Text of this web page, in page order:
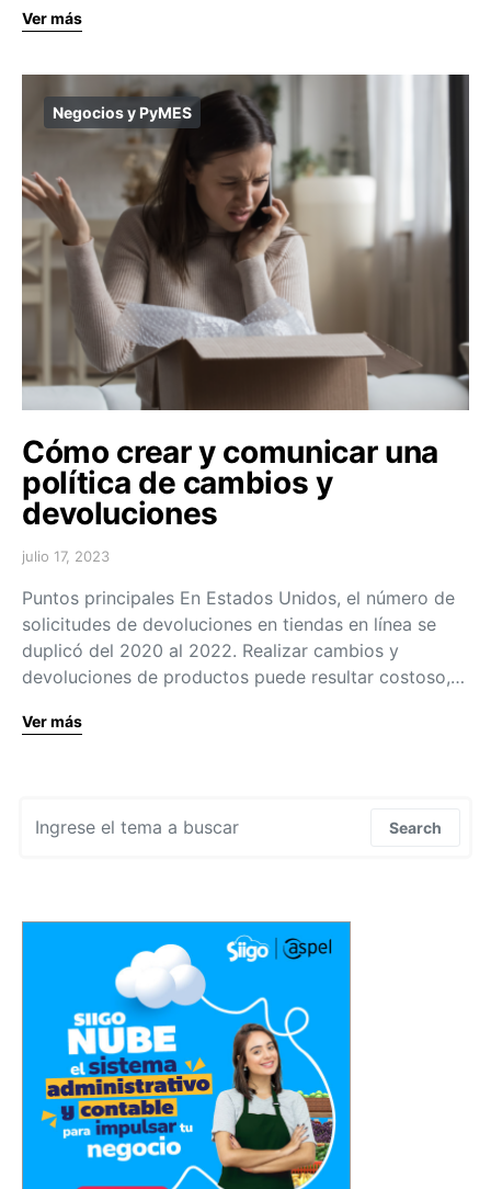
Ver más
Negocios y PyMES
Cómo crear y comunicar una
política de cambios y
devoluciones
julio 17, 2023
Puntos principales En Estados Unidos, el número de
solicitudes de devoluciones en tiendas en línea se
duplicó del 2020 al 2022. Realizar cambios y
devoluciones de productos puede resultar costoso,…
Ver más
Search